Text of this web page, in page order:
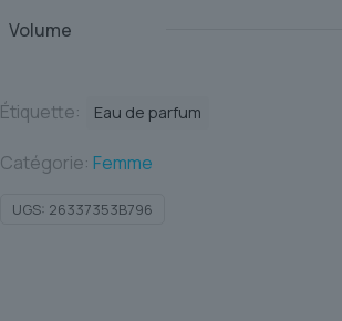
Volume
Étiquette: Eau de parfum
Catégorie: Femme
UGS: 26337353B796